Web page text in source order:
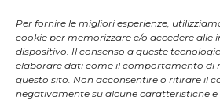
Per fornire le migliori esperienze,
cookie per memorizzare e/o accedere alle
dispositivo. Il consenso a queste
elaborare dati come il comportamento di
questo sito. Non acconsentire o ritirare il
negativamente su alcune caratteristiche e
Contatti:
011 9531768 [Torino]